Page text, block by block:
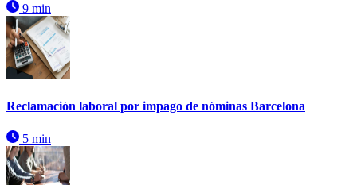
9 min
Reclamación laboral por impago de nóminas Barcelona
5 min